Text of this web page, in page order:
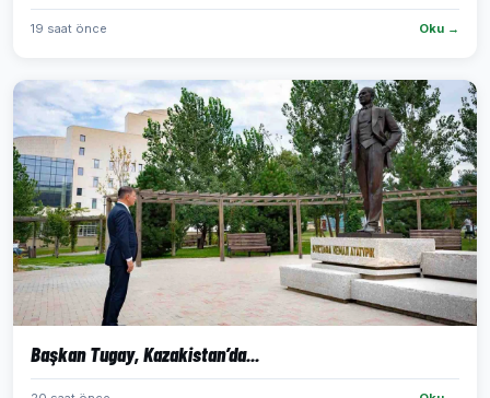
19 saat önce Oku →
Başkan Tugay, Kazakistan’da...